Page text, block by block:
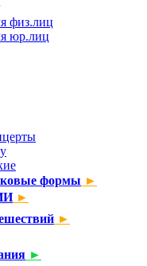
физ.лиц
юр.лиц
формы ►
►
►
►